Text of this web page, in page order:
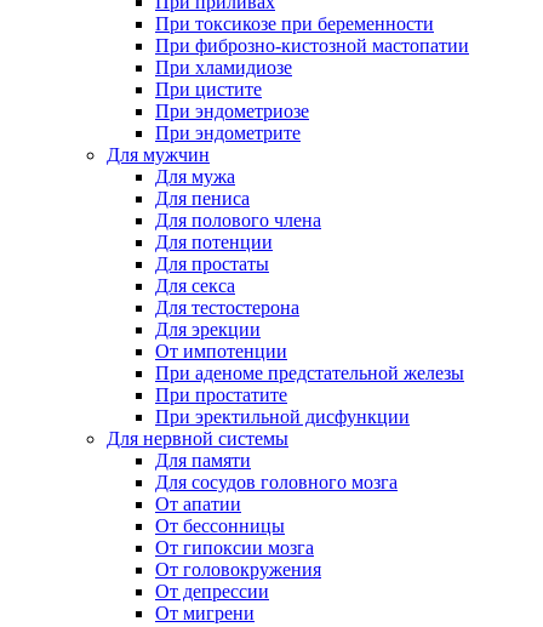
При токсикозе при беременности
При фиброзно-кистозной мастопатии
При хламидиозе
При цистите
При эндометриозе
При эндометрите
Для мужчин
Для мужа
Для пениса
Для полового члена
Для потенции
Для простаты
Для секса
Для тестостерона
Для эрекции
От импотенции
При аденоме предстательной железы
При простатите
При эректильной дисфункции
Для нервной системы
Для памяти
Для сосудов головного мозга
От апатии
От бессонницы
От гипоксии мозга
От головокружения
От депрессии
От мигрени